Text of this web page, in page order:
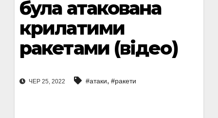
була атакована
крилатими
ракетами (відео)
ЧЕР 25, 2022 #атаки, #ракети